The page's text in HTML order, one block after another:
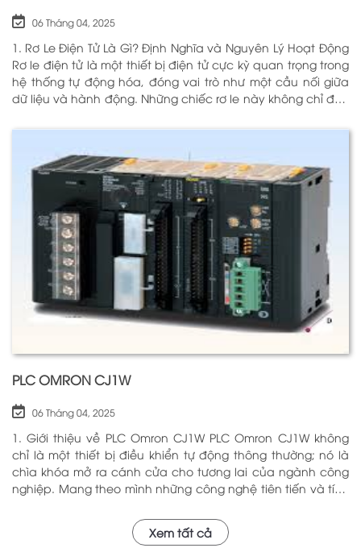
06 Tháng 04, 2025
1. Rơ Le Điện Tử Là Gì? Định Nghĩa và Nguyên Lý Hoạt Động
Rơ le điện tử là một thiết bị điện tử cực kỳ quan trọng trong
hệ thống tự động hóa, đóng vai trò như một cầu nối giữa
dữ liệu và hành động. Những chiếc rơ le này không chỉ đơn
thông minh giúp điều khiển và giám sát hoạt động của các
thiết bị khác nhau trong môi trường công nghiệp cũng như
trong hộ gia đình. Bằng cách sử dụng công nghệ hiện đại,
rơ le điện tử có khả năng xử lý và phản hồi nhanh chóng,
nhằm nâng cao hiệu suất hoạt động và độ an toàn cho
các hệ thống mà nó kiểm soát. N
PLC OMRON CJ1W
06 Tháng 04, 2025
1. Giới thiệu về PLC Omron CJ1W PLC Omron CJ1W không
chỉ là một thiết bị điều khiển tự động thông thường; nó là
chìa khóa mở ra cánh cửa cho tương lai của ngành công
nghiệp. Mang theo mình những công nghệ tiên tiến và tính
mình qua nhiều năm phục vụ trong nhiều lĩnh vực khác
nhau. Với khả năng hoạt động ổn định và hiệu quả, sản
Xem tất cả